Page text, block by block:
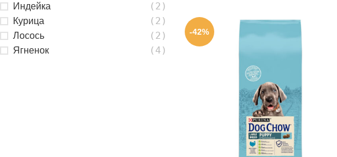
Индейка (2)
Курица (2)
Лосось (2)
Ягненок (4)
-42%